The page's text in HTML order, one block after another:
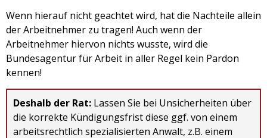
Wenn hierauf nicht geachtet wird, hat die Nachteile allein
der Arbeitnehmer zu tragen! Auch wenn der
Arbeitnehmer hiervon nichts wusste, wird die
Bundesagentur für Arbeit in aller Regel kein Pardon
kennen!
Deshalb der Rat: Lassen Sie bei Unsicherheiten über
die korrekte Kündigungsfrist diese ggf. von einem
arbeitsrechtlich spezialisierten Anwalt, z.B. einem